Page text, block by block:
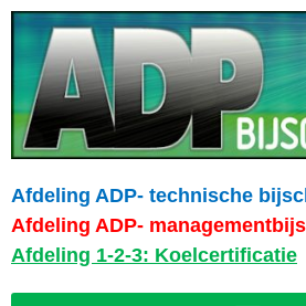
Afdeling ADP- technische
Afdeling ADP-
Afdeling 1-2-3: Koelcertificatie